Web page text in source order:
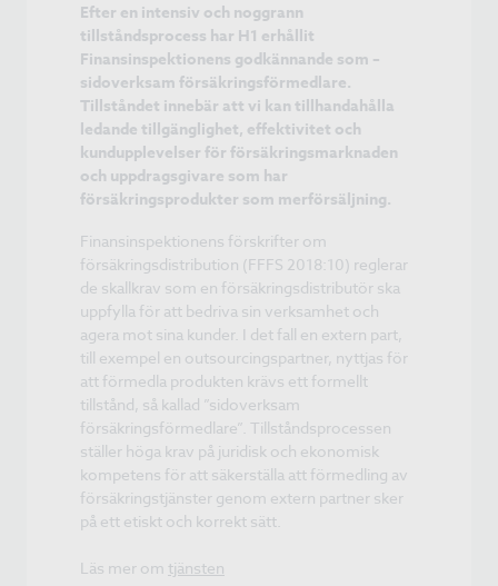
Efter en intensiv och noggrann
tillståndsprocess har H1 erhållit
Finansinspektionens godkännande som –
sidoverksam försäkringsförmedlare.
Tillståndet innebär att vi kan tillhandahålla
ledande tillgänglighet, effektivitet och
kundupplevelser för försäkringsmarknaden
och uppdragsgivare som har
försäkringsprodukter som merförsäljning.
Finansinspektionens förskrifter om
försäkringsdistribution (FFFS 2018:10) reglerar
de skallkrav som en försäkringsdistributör ska
uppfylla för att bedriva sin verksamhet och
agera mot sina kunder. I det fall en extern part,
till exempel en outsourcingspartner, nyttjas för
att förmedla produkten krävs ett formellt
tillstånd, så kallad ”sidoverksam
försäkringsförmedlare”. Tillståndsprocessen
ställer höga krav på juridisk och ekonomisk
kompetens för att säkerställa att förmedling av
försäkringstjänster genom extern partner sker
på ett etiskt och korrekt sätt.
Läs mer om tjänsten